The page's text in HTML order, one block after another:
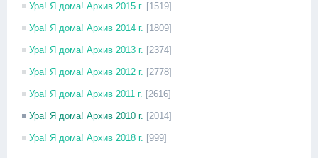
Ура! Я дома! Архив 2015 г. [1519]
Ура! Я дома! Архив 2014 г. [1809]
Ура! Я дома! Архив 2013 г. [2374]
Ура! Я дома! Архив 2012 г. [2778]
Ура! Я дома! Архив 2011 г. [2616]
Ура! Я дома! Архив 2010 г. [2014]
Ура! Я дома! Архив 2018 г. [999]